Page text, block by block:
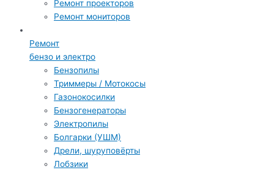
Ремонт проекторов
Ремонт мониторов
Ремонт
бензо и электро
Бензопилы
Триммеры / Мотокосы
Газонокосилки
Бензогенераторы
Электропилы
Болгарки (УШМ)
Дрели, шуруповёрты
Лобзики